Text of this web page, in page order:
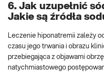
6. Jak uzupełnić
Jakie są źródła
Leczenie hiponatremii zależy
czasu jego trwania i obrazu
przebiegająca z objawami
natychmiastowego